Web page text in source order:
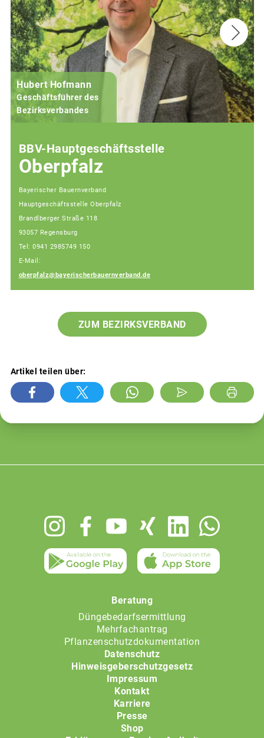
Hubert Hofmann
Geschäftsführer des
Bezirksverbandes
BBV-Hauptgeschäftsstelle
Oberpfalz
Bayerischer Bauernverband
Hauptgeschäftsstelle Oberpfalz
Brandlberger Straße 118
93057 Regensburg
Tel: 0941 2985749 150
E-Mail:
oberpfalz@bayerischerbauernverband.de
ZUM BEZIRKSVERBAND
Artikel teilen über:
Beratung
Düngebedarfsermittlung
Mehrfachantrag
Pflanzenschutzdokumentation
Datenschutz
Hinweisgeberschutzgesetz
Impressum
Kontakt
Karriere
Presse
Shop